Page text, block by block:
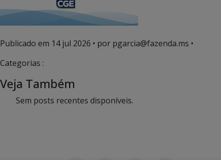
Publicado em 14 jul 2026 • por pgarcia@fazenda.ms •
Categorias :
Veja Também
Sem posts recentes disponíveis.